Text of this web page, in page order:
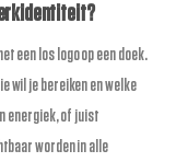
een los logo op een doek.
wil je bereiken en welke
energiek, of juist
worden in alle